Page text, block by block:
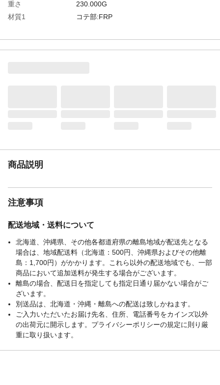
重さ
230.000G
材質1
コテ部:FRP
商品説明
注意事項
配送地域・送料について
北海道、沖縄県、その他各都道府県の離島地域が配送先となる
場合は、地域配送料（北海道：500円、沖縄県およびその他離
島：1,700円）がかかります。これら以外の配送地域でも、一部
商品において追加送料が発生する場合がございます。
離島の場合、配送日を指定しても指定日通り届かない場合がご
ざいます。
別送品は、北海道・沖縄・離島への配送は致しかねます。
ご入力いただいたお届け先名、住所、電話番号をカインズ以外
の出荷元に開示します。プライバシーポリシーの規定に則り厳
重に取り扱います。